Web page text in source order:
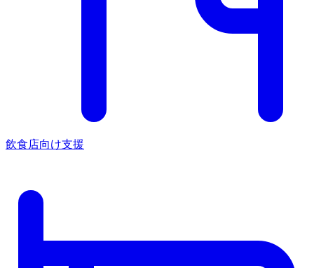
飲食店向け支援